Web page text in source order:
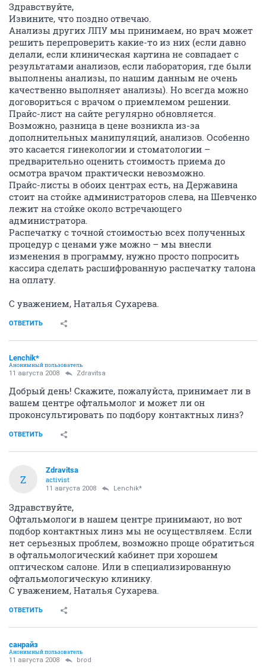
Здравствуйте,
Извините, что поздно отвечаю.
Анализы других ЛПУ мы принимаем, но врач может
решить перепроверить какие-то из них (если давно
делали, если клиническая картина не совпадает с
результатами анализов, если лаборатория, где были
выполнены анализы, по нашим данным не очень
качественно выполняет анализы). Но всегда можно
договориться с врачом о приемлемом решении.
Прайс-лист на сайте регулярно обновляется.
Возможно, разница в цене возникла из-за
дополнительных манипуляций, анализов. Особенно
это касается гинекологии и стоматологии –
предварительно оценить стоимость приема до
осмотра врачом практически невозможно.
Прайс-листы в обоих центрах есть, на Державина
стоит на стойке администраторов слева, на Шевченко
лежит на стойке около встречающего
администратора.
Распечатку с точной стоимостью всех полученных
процедур с ценами уже можно – мы внесли
изменения в программу, нужно просто попросить
кассира сделать расшифрованную распечатку талона
на оплату.
С уважением, Наталья Сухарева.
ОТВЕТИТЬ
Lenchik*
Анонимный пользователь
11 августа 2008 Zdravitsa
Добрый день! Скажите, пожалуйста, принимает ли в
вашем центре офтальмолог и может ли он
проконсультировать по подбору контактных линз?
ОТВЕТИТЬ
Z
Zdravitsa
activist
11 августа 2008 Lenchik*
Здравствуйте,
Офтальмологи в нашем центре принимают, но вот
подбор контактных линз мы не осуществляем. Если
нет серьезных проблем, возможно проще обратиться
в офтальмологический кабинет при хорошем
оптическом салоне. Или в специализированную
офтальмологическую клинику.
С уважением, Наталья Сухарева.
ОТВЕТИТЬ
санрайз
Анонимный пользователь
11 августа 2008 brod